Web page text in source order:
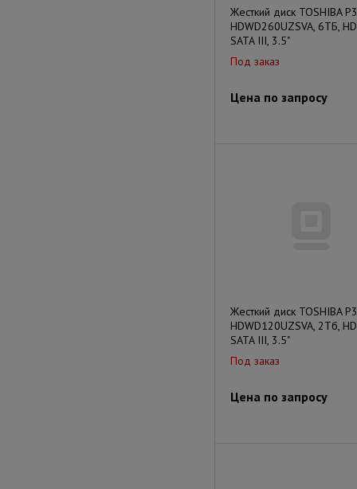
Жесткий диск TOSHIBA
HDWD260UZSVA, 6ТБ,
SATA III, 3.5"
Под заказ
Цена по запросу
Жесткий диск TOSHIBA
HDWD120UZSVA, 2Тб,
SATA III, 3.5"
Под заказ
Цена по запросу